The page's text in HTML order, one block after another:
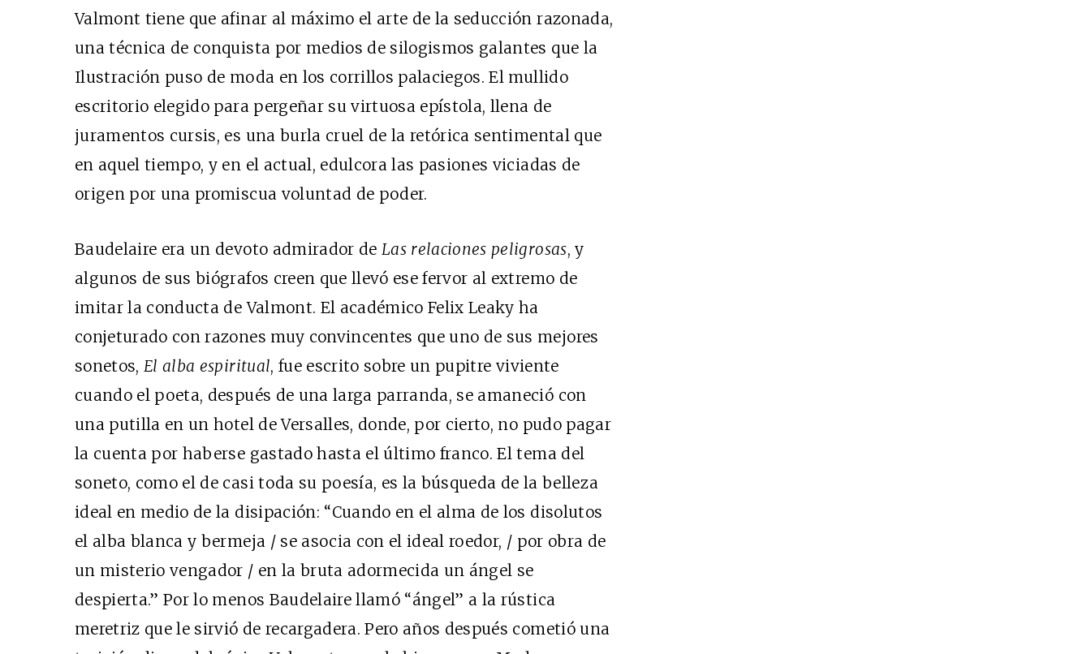
Valmont tiene que afinar al máximo el arte de la seducción razonada,
una técnica de conquista por medios de silogismos galantes que la
Ilustración puso de moda en los corrillos palaciegos. El mullido
escritorio elegido para pergeñar su virtuosa epístola, llena de
juramentos cursis, es una burla cruel de la retórica sentimental que
en aquel tiempo, y en el actual, edulcora las pasiones viciadas de
origen por una promiscua voluntad de poder.
Baudelaire era un devoto admirador de Las relaciones peligrosas, y
algunos de sus biógrafos creen que llevó ese fervor al extremo de
imitar la conducta de Valmont. El académico Felix Leaky ha
conjeturado con razones muy convincentes que uno de sus mejores
sonetos,El alba espiritual, fue escrito sobre un pupitre viviente
cuando el poeta, después de una larga parranda, se amaneció con
una putilla en un hotel de Versalles, donde, por cierto, no pudo pagar
la cuenta por haberse gastado hasta el último franco. El tema del
soneto, como el de casi toda su poesía, es la búsqueda de la belleza
ideal en medio de la disipación: “Cuando en el alma de los disolutos
el alba blanca y bermeja / se asocia con el ideal roedor, / por obra de
un misterio vengador / en la bruta adormecida un ángel se
despierta.” Por lo menos Baudelaire llamó “ángel” a la rústica
meretriz que le sirvió de recargadera. Pero años después cometió una